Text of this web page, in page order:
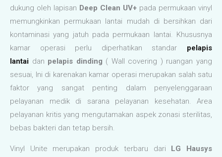
dukung oleh lapisan Deep Clean UV+ pada permukaan vinyl
memungkinkan permukaan lantai mudah di bersihkan dari
kontaminasi yang jatuh pada permukaan lantai. Khususnya
kamar operasi perlu diperhatikan standar pelapis
lantai dan pelapis dinding ( Wall covering ) ruangan yang
sesuai, Ini di karenakan kamar operasi merupakan salah satu
faktor yang sangat penting dalam penyelenggaraan
pelayanan medik di sarana pelayanan kesehatan. Area
pelayanan kritis yang mengutamakan aspek zonasi sterilitas,
bebas bakteri dan tetap bersih.
Vinyl Unite merupakan produk terbaru dari
LG Hausys